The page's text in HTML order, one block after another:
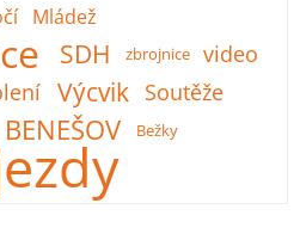
Mládež
SDH zbrojnice video
Výcvik Soutěže
BENEŠOV Bežky